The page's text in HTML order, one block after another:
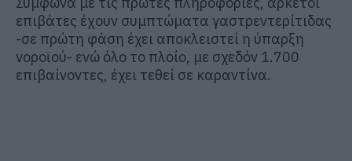
επιβάτες έχουν συμπτώματα γαστρεντερίτιδας
-σε πρώτη φάση έχει αποκλειστεί η ύπαρξη
νοροϊού- ενώ όλο το πλοίο, με σχεδόν 1.700
επιβαίνοντες, έχει τεθεί σε καραντίνα.